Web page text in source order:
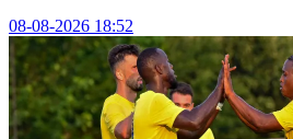
08-08-2026 18:52